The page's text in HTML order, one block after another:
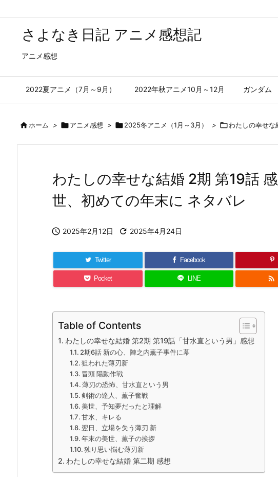
さよなき日記 アニメ感想記
アニメ感想
2022夏アニメ（7月～9月） 2022年秋アニメ10月～12月 ガンダム
ホーム > アニメ感想 > 2025冬アニメ（1月～3月） > わたしの幸せな
わたしの幸せな結婚 2期 第19話
世、初めての年末に ネタバレ
 2025年2月12日  2025年4月24日
Twitter Facebook
Pocket LINE 
Table of Contents
わたしの幸せな結婚 第2期 第19話「甘水直という男」感想
2期6話 新の心、陣之内薫子事件に幕
狙われた薄刃新
冒頭 陽動作戦
薄刃の恐怖、甘水直という男
剣術の達人、薫子奮戦
美世、予知夢だったと理解
甘水、キレる
翌日、立場を失う薄刃 新
年末の美世、薫子の挨拶
独り思い悩む薄刃新
わたしの幸せな結婚 第二期 感想